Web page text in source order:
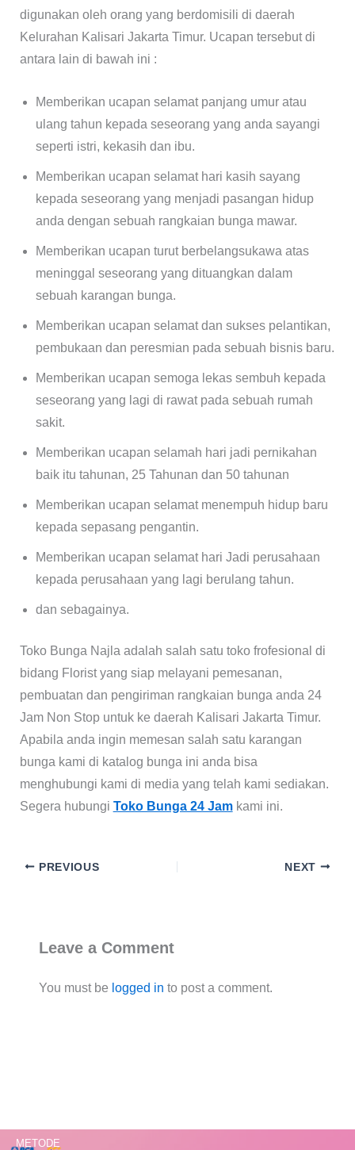
digunakan oleh orang yang berdomisili di daerah
Kelurahan Kalisari Jakarta Timur. Ucapan tersebut di
antara lain di bawah ini :
Memberikan ucapan selamat panjang umur atau
ulang tahun kepada seseorang yang anda sayangi
seperti istri, kekasih dan ibu.
Memberikan ucapan selamat hari kasih sayang
kepada seseorang yang menjadi pasangan hidup
anda dengan sebuah rangkaian bunga mawar.
Memberikan ucapan turut berbelangsukawa atas
meninggal seseorang yang dituangkan dalam
sebuah karangan bunga.
Memberikan ucapan selamat dan sukses pelantikan,
pembukaan dan peresmian pada sebuah bisnis baru.
Memberikan ucapan semoga lekas sembuh kepada
seseorang yang lagi di rawat pada sebuah rumah
sakit.
Memberikan ucapan selamah hari jadi pernikahan
baik itu tahunan, 25 Tahunan dan 50 tahunan
Memberikan ucapan selamat menempuh hidup baru
kepada sepasang pengantin.
Memberikan ucapan selamat hari Jadi perusahaan
kepada perusahaan yang lagi berulang tahun.
dan sebagainya.
Toko Bunga Najla adalah salah satu toko frofesional di
bidang Florist yang siap melayani pemesanan,
pembuatan dan pengiriman rangkaian bunga anda 24
Jam Non Stop untuk ke daerah Kalisari Jakarta Timur.
Apabila anda ingin memesan salah satu karangan
bunga kami di katalog bunga ini anda bisa
menghubungi kami di media yang telah kami sediakan.
Segera hubungi Toko Bunga 24 Jamkami ini.
PREVIOUS NEXT
Leave a Comment
You must be logged in to post a comment.
METODE